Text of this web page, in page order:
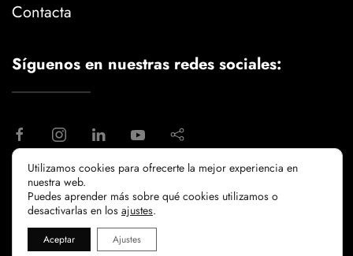
Contacta
Síguenos en nuestras redes sociales:
aviso legal
politica de privacidad
politicia de cookies
Utilizamos cookies para ofrecerte la mejor experiencia en
nuestra web.
Puedes aprender más sobre qué cookies utilizamos o
desactivarlas en los ajustes.
Aceptar Ajustes